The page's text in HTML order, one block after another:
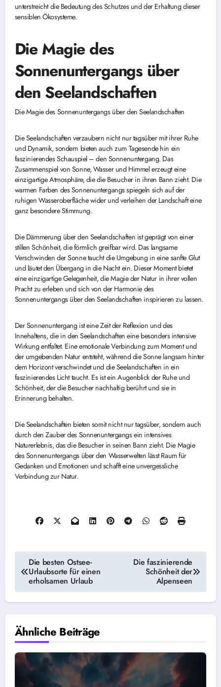
unterstreicht die Bedeutung des Schutzes und der Erhaltung dieser
sensiblen Ökosysteme.
Die Magie des
Sonnenuntergangs über
den Seelandschaften
Die Magie des Sonnenuntergangs über den Seelandschaften
Die Seelandschaften verzaubern nicht nur tagsüber mit ihrer Ruhe
und Dynamik, sondern bieten auch zum Tagesende hin ein
faszinierendes Schauspiel – den Sonnenuntergang. Das
Zusammenspiel von Sonne, Wasser und Himmel erzeugt eine
einzigartige Atmosphäre, die die Besucher in ihren Bann zieht. Die
warmen Farben des Sonnenuntergangs spiegeln sich auf der
ruhigen Wasseroberfläche wider und verleihen der Landschaft eine
ganz besondere Stimmung.
Die Dämmerung über den Seelandschaften ist geprägt von einer
stillen Schönheit, die förmlich greifbar wird. Das langsame
Verschwinden der Sonne taucht die Umgebung in eine sanfte Glut
und läutet den Übergang in die Nacht ein. Dieser Moment bietet
eine einzigartige Gelegenheit, die Magie der Natur in ihrer vollen
Pracht zu erleben und sich von der Harmonie des
Sonnenuntergangs über den Seelandschaften inspirieren zu lassen.
Der Sonnenuntergang ist eine Zeit der Reflexion und des
Innehaltens, die in den Seelandschaften eine besonders intensive
Wirkung entfaltet. Eine emotionale Verbindung zum Moment und
der umgebenden Natur entsteht, während die Sonne langsam hinter
dem Horizont verschwindet und die Seelandschaften in ein
faszinierendes Licht taucht. Es ist ein Augenblick der Ruhe und
Schönheit, der die Besucher nachhaltig berührt und sie in
Erinnerung behalten.
Die Seelandschaften bieten somit nicht nur tagsüber, sondern auch
durch den Zauber des Sonnenuntergangs ein intensives
Naturerlebnis, das die Besucher in seinen Bann zieht. Die Magie
des Sonnenuntergangs über den Wasserwelten lässt Raum für
Gedanken und Emotionen und schafft eine unvergessliche
Verbindung zur Natur.
Beitragsnavigation
Die besten Ostsee-
Urlaubsorte für einen
erholsamen Urlaub
Die faszinierende
Schönheit der
Alpenseen
Ähnliche Beiträge